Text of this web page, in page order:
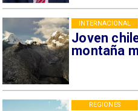
Joven
montaña
INTERNACIONAL
REGIONES